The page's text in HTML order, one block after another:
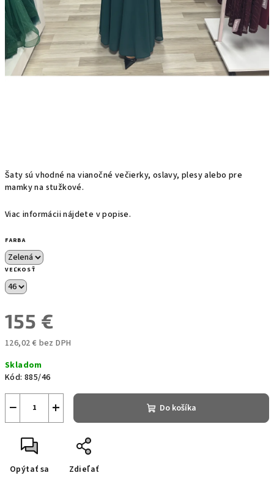
Šaty sú vhodné na vianočné večierky, oslavy, plesy alebo pre
mamky na stužkové.
Viac informácii nájdete v popise.
FARBA
VEĽKOSŤ
155 €
126,02 € bez DPH
cena:
Skladom
Kód: 885/46
+
− Do košíka
Opýtať sa Zdieľať